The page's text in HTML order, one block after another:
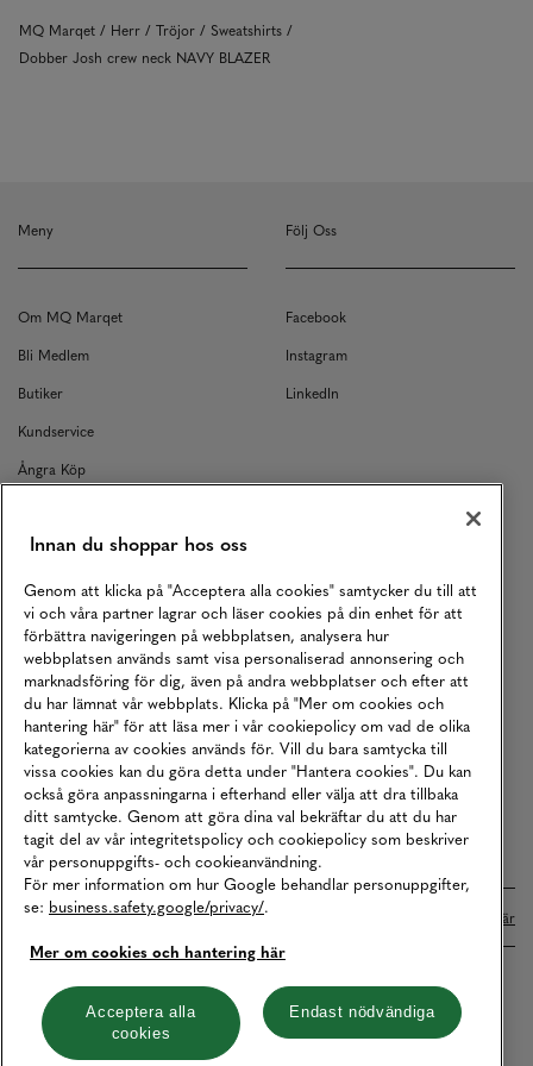
MQ Marqet Herr Tröjor
Sweatshirts
Dobber Josh crew neck NAVY BLAZER
Meny
Om MQ Marqet
Bli Medlem
Butiker
Kundservice
Ångra Köp
Returer
Köpvillkor
Karriär
Vårt Ansvar
Våra Tjänster
Press
Studentrabatt
B2B
Tillgänglighetsredogörelse
Följ Oss
Facebook
Instagram
LinkedIn
Betalningar online sköts i samarbete med Klarna. Läs mer här
Cookies Integritetspolicy
Hantera cookies
Innan du shoppar hos oss
Genom att klicka på "Acceptera alla cookies" samtycker du till att
vi och våra partner lagrar och läser cookies på din enhet för att
förbättra navigeringen på webbplatsen, analysera hur
webbplatsen används samt visa personaliserad annonsering och
marknadsföring för dig, även på andra webbplatser och efter att
du har lämnat vår webbplats. Klicka på "Mer om cookies och
hantering här" för att läsa mer i vår cookiepolicy om vad de olika
kategorierna av cookies används för. Vill du bara samtycka till
vissa cookies kan du göra detta under "Hantera cookies". Du kan
också göra anpassningarna i efterhand eller välja att dra tillbaka
ditt samtycke. Genom att göra dina val bekräftar du att du har
tagit del av vår integritetspolicy och cookiepolicy som beskriver
vår personuppgifts- och cookieanvändning.
För mer information om hur Google behandlar personuppgifter,
se: business.safety.google/privacy/.
Mer om cookies och hantering här
Acceptera alla
cookies
Endast nödvändiga